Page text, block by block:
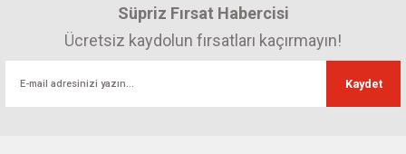
Ürün fiyatı diğer sitelerden daha pahalı.
Bu ürüne benzer farklı alternatifler olmalı.
Powerlux 12V 5A 60W Slim Adaptör
Süpriz Fırsat Habercisi
Ücretsiz kaydolun fırsatları kaçırmayın!
Kaydet